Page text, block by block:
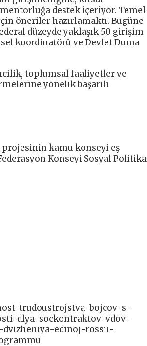
destek içeriyor. Temel
öneriler hazırlamaktı. Bugüne
düzeyde yaklaşık 50 girişim
koordinatörü ve Devlet Duma
toplumsal faaliyetler ve
yönelik başarılı
projesinin kamu konseyi eş
Konseyi Sosyal Politika
trudoustrojstva-bojcov-s-
dlya-sockontraktov-vdov-
edinoj-rossii-